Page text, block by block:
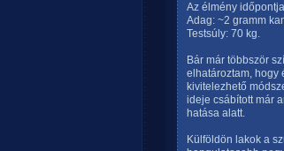
Az élmény
Adag: ~2 gramm
Testsúly: 70 kg.
Bár már többször
elhatároztam, hogy
kivitelezhető
ideje csábított már
hatása alatt.
Külföldön lakok a